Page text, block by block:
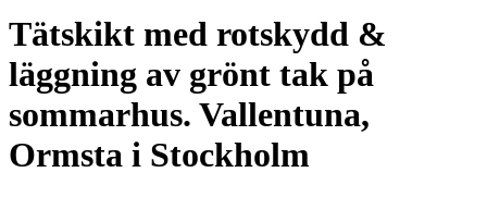
Tätskikt med rotskydd &
läggning av grönt tak på
sommarhus. Vallentuna,
Ormsta i Stockholm